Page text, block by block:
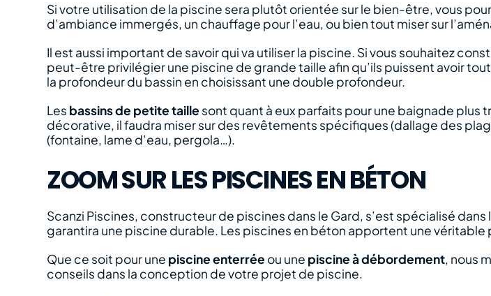
Si votre utilisation de la piscine sera plutôt orientée sur le bien-être, vous
d’ambiance immergés, un chauffage pour l’eau, ou bien tout miser sur
Il est aussi important de savoir qui va utiliser la piscine. Si vous souhaitez
peut-être privilégier une piscine de grande taille afin qu’ils puissent avoir
la profondeur du bassin en choisissant une double profondeur.
Les bassins de petite taille sont quant à eux parfaits pour une baignade plus
décorative, il faudra miser sur des revêtements spécifiques (dallage des
(fontaine, lame d’eau, pergola…).
ZOOM SUR LES PISCINES EN BÉTON
Scanzi Piscines, constructeur de piscines dans le Gard, s’est spécialisé dans
garantira une piscine durable. Les piscines en béton apportent une
Que ce soit pour une piscine enterrée ou une piscine à débordement, nous
conseils dans la conception de votre projet de piscine.